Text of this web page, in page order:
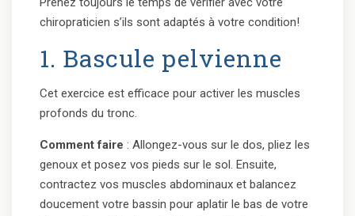
chiropraticien s’ils sont adaptés à votre condition!
1. Bascule pelvienne
Cet exercice est efficace pour activer les muscles
profonds du tronc.
Comment faire : Allongez-vous sur le dos, pliez les
genoux et posez vos pieds sur le sol. Ensuite,
contractez vos muscles abdominaux et balancez
doucement votre bassin pour aplatir le bas de votre